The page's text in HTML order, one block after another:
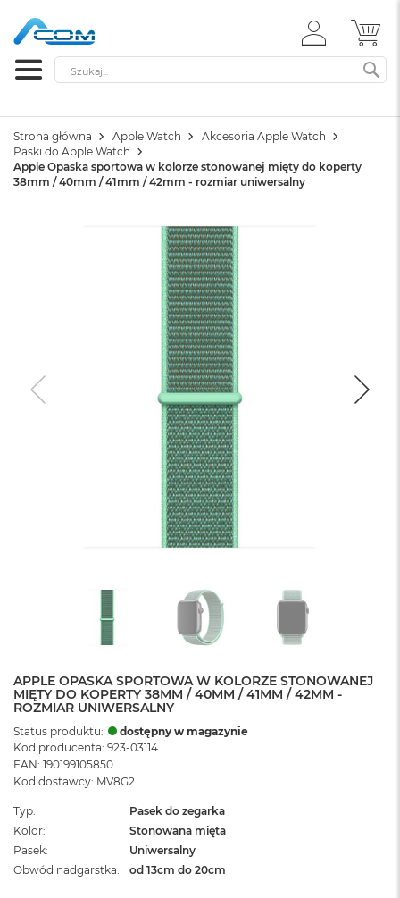
ZALOGUJ
SIĘ
Szukaj
Strona główna Apple Watch
Akcesoria Apple Watch
Paski do Apple Watch
Apple Opaska sportowa w kolorze stonowanej mięty do koperty
38mm / 40mm / 41mm / 42mm - rozmiar uniwersalny
APPLE OPASKA SPORTOWA W KOLORZE STONOWANEJ
MIĘTY DO KOPERTY 38MM / 40MM / 41MM / 42MM -
ROZMIAR UNIWERSALNY
Status produktu:
dostępny w magazynie
Kod producenta: 923-03114
EAN: 190199105850
Kod dostawcy: MV8G2
Typ
Pasek do zegarka
Kolor
Stonowana mięta
Pasek
Uniwersalny
Obwód nadgarstka
od 13cm do 20cm